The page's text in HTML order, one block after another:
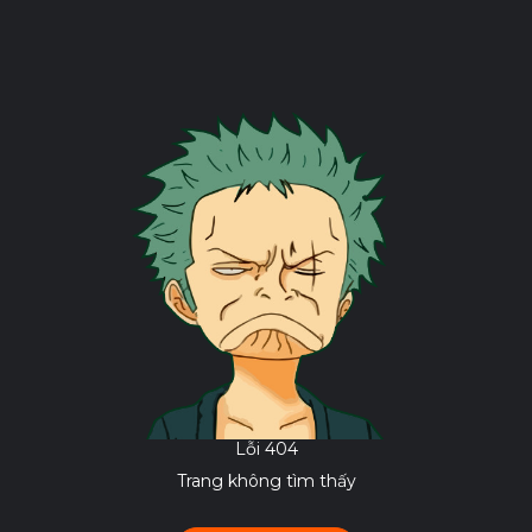
Lỗi 404
Trang không tìm thấy